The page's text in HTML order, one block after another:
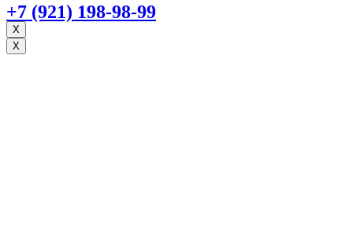
+7 (921) 198-98-99
X
X